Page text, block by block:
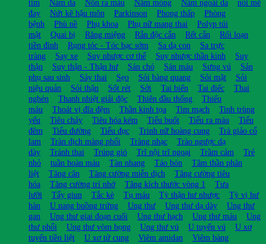
tim
Nám da Nôn ra máu Nấm móng Nấm ngoài da
nổi mề
đay
Nứt kẽ hậu môn Parkinson Phong thấp
Phòng
bệnh
Phù nề Phụ khoa Phụ nữ mang thai
Polyp túi
mật
Quai bị Răng miệng Rắn độc cắn Rết cắn
Rối loạn
tiền đình
Rụng tóc - Tóc bạc sớm Sa dạ con
Sa trực
tràng
Say xe Suy nhược cơ thể Suy nhược thần kinh
Suy
thận
Suy thận - Thận hư Sán chó Sán máu Sưng vú
Sản
phụ sau sinh
Sảy thai Sẹo Sỏi bàng quang Sỏi mật
Sỏi
niệu quản
Sỏi thận Sốt rét Sởi Tai biến Tai điếc
Thai
nghén
Thanh nhiệt giải độc Thiên đầu thống
Thiếu
máu
Thoát vị đĩa đệm Thần kinh tọa Tim mạch
Tinh trùng
yếu
Tiêu chảy Tiêu hóa kém Tiểu buốt Tiểu ra máu
Tiểu
đêm
Tiểu đường Tiểu đục Trinh nữ hoàng cung
Trà giảo cổ
lam
Tràn dịch màng phổi Tràng nhạc
Trào ngược dạ
dày
Tránh thai Trúng gió Trĩ nội trĩ ngoại Trầm cảm
Trẻ
nhỏ
tuần hoàn máu Tàn nhang Táo bón
Tâm thần phân
liệt
Tăng cân Tăng cường miễn dịch
Tăng cường tiêu
hóa
Tăng cường trí nhớ Tăng kích thước vòng 1
Tưa
lưỡi
Tẩy giun Tắc kè Tụ máu Tỳ thận hư nhược
Tỳ vị hư
hàn
U nang buồng trứng Ung thư Ung thư dạ dày
Ung thư
gan
Ung thư giai đoạn cuối Ung thư hạch Ung thư máu
Ung
thư phổi
Ung thư vòm họng Ung thư vú U tuyến vú
U xơ
tuyến tiền liệt
U xơ tử cung Viêm amidan
Viêm bàng